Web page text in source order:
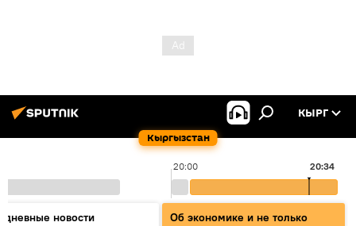
Кыргызстан
КЫРГ
20:00 20:34
новости
Об экономике и не только